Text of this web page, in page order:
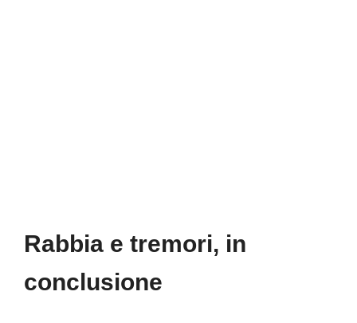
Rabbia e tremori, in
conclusione